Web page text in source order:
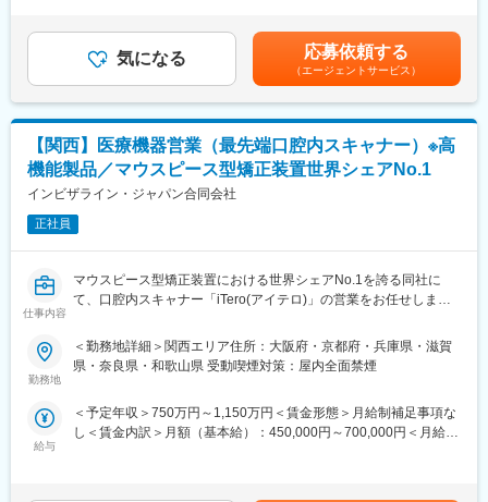
■ポジション魅力
・世界大手ブランドの製品力を活かした提案営業。
・高年収を目指せるインセンティブ制度（四半期の達成率に応じ
て支給。注力製品の販売台数に応じた加算もあり、100%達成で年
換算200万超え。半数以上が目標を達成しています。）
■キャリアパス
・営業マネージャー、シニアスペシャリストとして営業特化型キ
変更の範囲：会社の定める業務
デモの実施など
・一部の販売代理店(ディーラー)への製品説明会、販促企画の提
案・実行
■歯科用アライナー矯正営業の魅力・醍醐味
歯科業界では世界最大手の規模を誇るデンツプライシロナ社は、
歯科用アライナー矯正ならびデジタル歯科製品の分野で包括的な
ラインアップを提供しています。
20年以上の歴史を持つデジタル矯正ブランドの SureSmileは、日
が主な業務となります。他業界からの出身者も数多く活躍してい
ます。また、働き方に関しても、営業所に縛られず直行直帰での
テリトリーがアサインされますので、各自でテリトリー戦略を立
案して営業活動を行っていただきます。
対して、専門性の高い商材でのコンサルティング型・提案型の営
業をしたいという方には魅力的な仕事です。訪問での活動に加
詳細は経験・能力・スキルに応じ、選考の過程を通じて決定しま
す。※上記の予定年収は20時間の残業時間代相当の手当およびイ
ンセンティブを含む金額です。■給与改定：年1回（4月）賃金は
あくまでも目安の金額であり、選考を通じて上下する可能性があ
ります。月給(月額)は固定手当を含めた表記です。
気になる 応募依頼する
（エージェントサービス）
【関西】医療機器営業（最先端口腔内スキャナー）※高
機能製品／マウスピース型矯正装置世界シェアNo.1
インビザライン・ジャパン合同会社
正社員
仕事内容
マウスピース型矯正装置における世界シェアNo.1を誇る同社に
て、口腔内スキャナー「iTero(アイテロ)」の営業をお任せしま
■職務詳細
・顧客/KOLとの関係構築、製品デモの実施
・担当エリアにおけるイベント/セミナーの企画立案と開催
勤務地
＜勤務地詳細＞関西エリア住所：大阪府・京都府・兵庫県・滋賀
県・奈良県・和歌山県 受動喫煙対策：屋内全面禁煙
給与
＜予定年収＞750万円～1,150万円＜賃金形態＞月給制補足事項な
し＜賃金内訳＞月額（基本給）：450,000円～700,000円＜月給＞